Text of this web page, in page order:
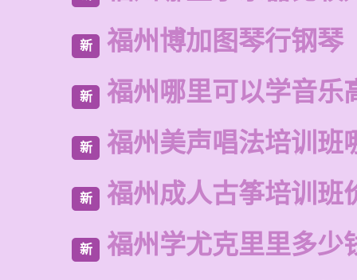
新 福州博加图琴行钢琴
新 福州哪里可以学音乐
新 福州美声唱法培训班
新 福州成人古筝培训班
新 福州学尤克里里多少